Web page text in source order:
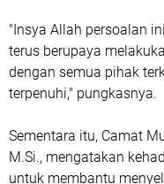
‎"Insya Allah persoalan
terus berupaya
dengan semua pihak
terpenuhi," pungkasnya.
‎Sementara itu, Camat
M.Si., mengatakan
untuk membantu